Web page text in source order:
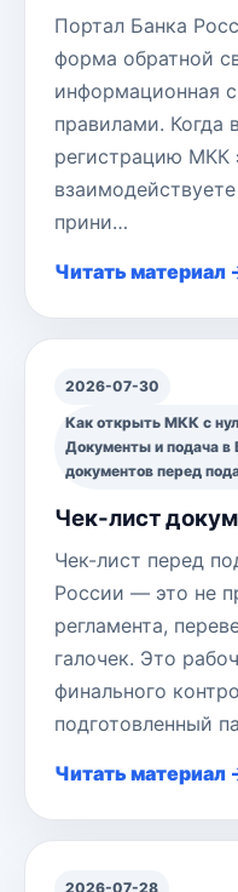
Портал Банка
форма обратной
информационная
правилами. Когда
регистрацию МКК
прини…
Читать материал
2026-07-30
Как открыть МКК с
Документы и подача в
документов перед
Чек-лист
Чек-лист перед
России — это не
регламента,
галочек. Это
финального
подготовленный
Читать материал
2026-07-28